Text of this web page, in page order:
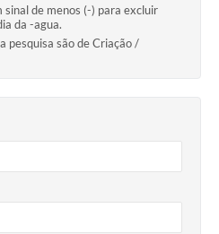
sinal de menos (-) para excluir
da -agua.
pesquisa são de Criação /